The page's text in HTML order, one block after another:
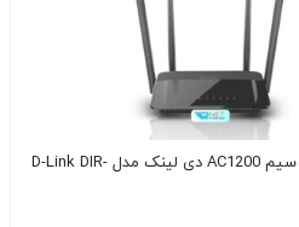
روتر دوبانده بی سیم AC1200 دی لینک مدل D-Link DIR-